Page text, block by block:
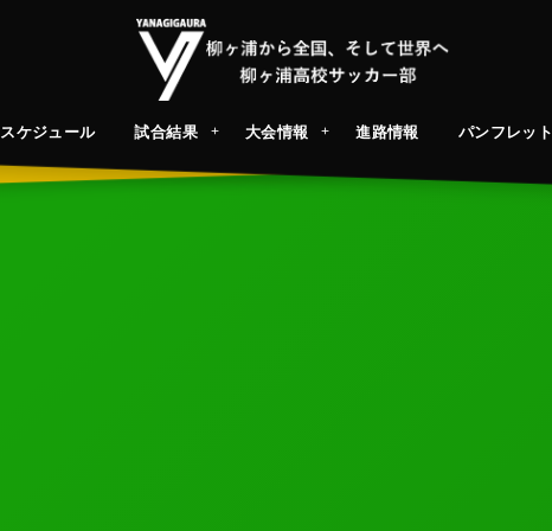
スケジュール 試合結果 大会情報 進路情報 パンフレット